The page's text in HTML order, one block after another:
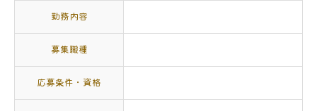
勤務内容
募集職種
応募条件・資格